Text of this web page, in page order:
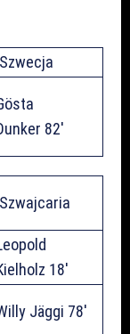
Szwecja
82′
Szwajcaria
18′
Jäggi 78′